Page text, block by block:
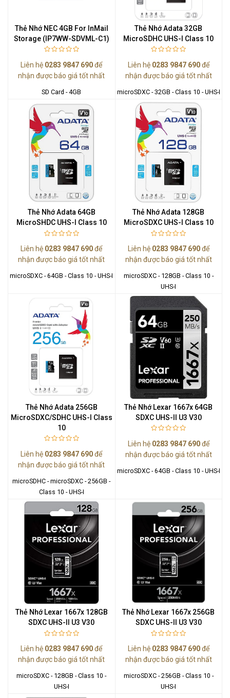
Thẻ Nhớ NEC 4GB For InMail
Storage (IP7WW-SDVML-C1)
Liên hệ 0283 9847 690để
nhận được báo giá tốt nhất
SD Card - 4GB
Thẻ Nhớ Adata 32GB
MicroSDHC UHS-I Class 10
Liên hệ 0283 9847 690để
nhận được báo giá tốt nhất
microSDXC - 32GB - Class 10 - UHS-I
Thẻ Nhớ Adata 64GB
MicroSHDC UHS-I Class 10
Liên hệ 0283 9847 690để
nhận được báo giá tốt nhất
microSDXC - 64GB - Class 10 - UHS-I
Thẻ Nhớ Adata 128GB
MicroSDXC UHS-I Class 10
Liên hệ 0283 9847 690để
nhận được báo giá tốt nhất
microSDXC - 128GB - Class 10 -
UHS-I
Thẻ Nhớ Adata 256GB
MicroSDXC/SDHC UHS-I Class
10
Liên hệ 0283 9847 690để
nhận được báo giá tốt nhất
microSDHC - microSDXC - 256GB -
Class 10 - UHS-I
Thẻ Nhớ Lexar 1667x 64GB
SDXC UHS-II U3 V30
Liên hệ 0283 9847 690để
nhận được báo giá tốt nhất
microSDXC - 64GB - Class 10 - UHS-I
Thẻ Nhớ Lexar 1667x 128GB
SDXC UHS-II U3 V30
Liên hệ 0283 9847 690để
nhận được báo giá tốt nhất
microSDXC - 128GB - Class 10 -
UHS-I
Thẻ Nhớ Lexar 1667x 256GB
SDXC UHS-II U3 V30
Liên hệ 0283 9847 690để
nhận được báo giá tốt nhất
microSDXC - 256GB - Class 10 -
UHS-I